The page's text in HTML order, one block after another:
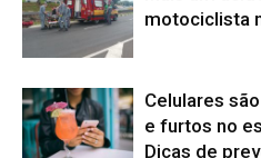
motociclista
Celulares
e furtos no
Dicas de